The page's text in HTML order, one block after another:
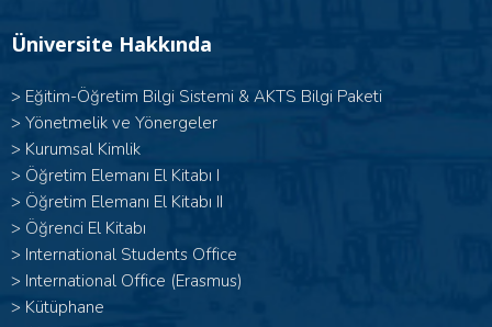
Üniversite Hakkında
> Eğitim-Öğretim Bilgi Sistemi & AKTS Bilgi Paketi
> Yönetmelik ve Yönergeler
> Kurumsal Kimlik
> Öğretim Elemanı El Kitabı I
> Öğretim Elemanı El Kitabı II
> Öğrenci El Kitabı
> International Students Office
> International Office (Erasmus)
> Kütüphane